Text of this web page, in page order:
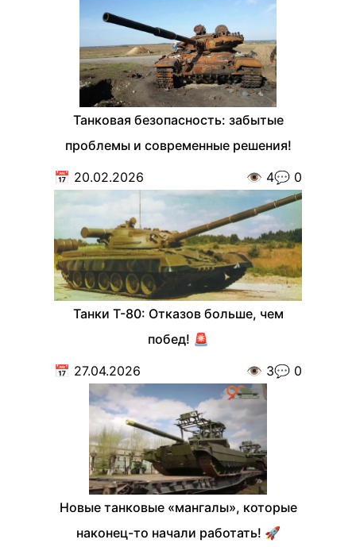
Танковая безопасность: забытые
проблемы и современные решения!
📅 20.02.2026 👁️ 4💬 0
Танки Т-80: Отказов больше, чем
побед! 🚨
📅 27.04.2026 👁️ 3💬 0
Новые танковые «мангалы», которые
наконец-то начали работать! 🚀